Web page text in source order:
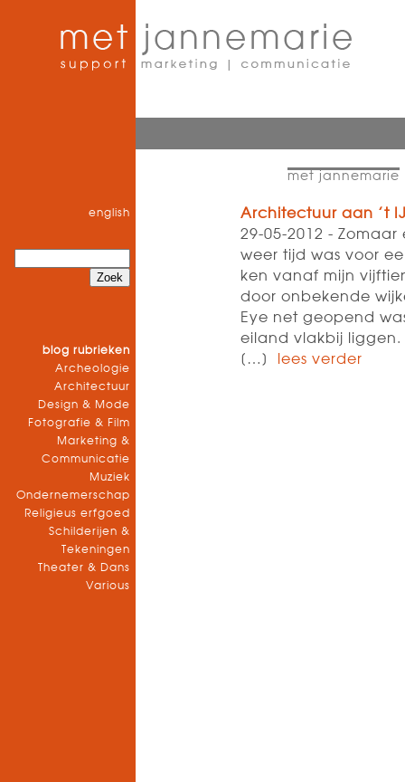
english
blog rubrieken
Archeologie
Architectuur
Design & Mode
Fotografie & Film
Marketing &
Communicatie
Muziek
Ondernemerschap
Religieus erfgoed
Schilderijen &
Tekeningen
Theater & Dans
Various
met jannemarie
Architectuur aan ’t
29-05-2012 -
weer tijd was voor
ken vanaf mijn
door onbekende
Eye net geopend
eiland vlakbij
[…]
lees verder